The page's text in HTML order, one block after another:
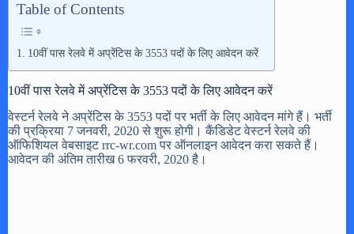
Table of Contents
10वीं पास रेलवे में अप्रेंटिस के 3553 पदों के लिए आवेदन करें
10वीं पास रेलवे में अप्रेंटिस के 3553 पदों के लिए आवेदन करें
वेस्टर्न रेलवे ने अप्रेंटिस के 3553 पदों पर भर्ती के लिए आवेदन मांगे हैं। भर्ती
की प्रक्रिया 7 जनवरी, 2020 से शुरू होगी। कैंडिडेट वेस्टर्न रेलवे की
ऑफिशियल वेबसाइट rrc-wr.com पर ऑनलाइन आवेदन करा सकते हैं।
आवेदन की अंतिम तारीख 6 फरवरी, 2020 है।